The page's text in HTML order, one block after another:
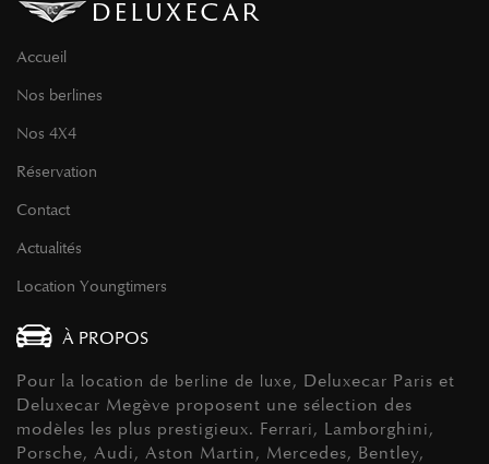
Accueil
Nos berlines
Nos 4X4
Réservation
Contact
Actualités
Location Youngtimers
À PROPOS
Pour la location de berline de luxe, Deluxecar Paris et
Deluxecar Megève proposent une sélection des
modèles les plus prestigieux. Ferrari, Lamborghini,
Porsche, Audi, Aston Martin, Mercedes, Bentley,